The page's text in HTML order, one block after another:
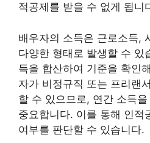
적공제를 받을 수 없게 됩니
배우자의 소득은 근로소득,
다양한 형태로 발생할 수 있
득을 합산하여 기준을 확인
자가 비정규직 또는 프리랜
할 수 있으므로, 연간 소득
중요합니다. 이를 통해 인적
여부를 판단할 수 있습니다.